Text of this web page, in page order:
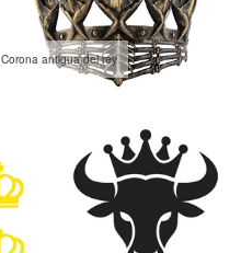
Corona antigua del rey